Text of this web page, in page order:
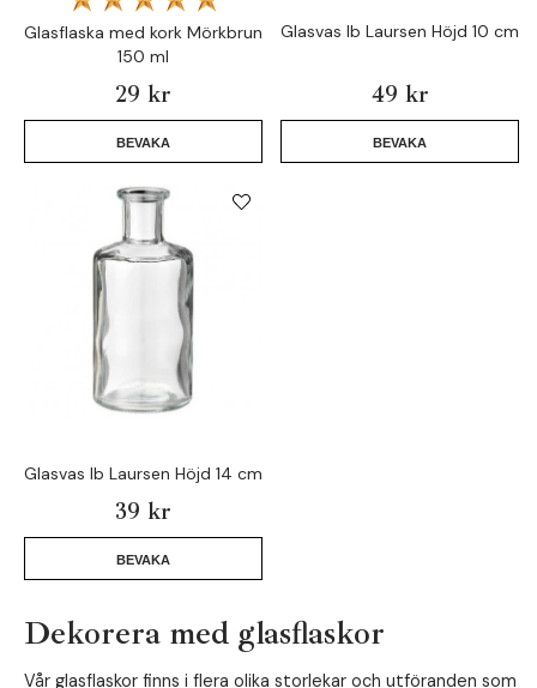
Glasflaska med kork Mörkbrun
150 ml
29 kr
BEVAKA
Glasvas Ib Laursen Höjd 10 cm
49 kr
BEVAKA
Glasvas Ib Laursen Höjd 14 cm
39 kr
BEVAKA
Dekorera med glasflaskor
Vår glasflaskor finns i flera olika storlekar och utföranden som